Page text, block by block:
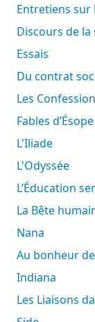
Entretiens
Discours de
Essais
Du contrat
Les
Fables d’Ésope
L'Iliade
L'Odyssée
L’Éducation
La Bête
Nana
Au bonheur
Indiana
Les Liaisons